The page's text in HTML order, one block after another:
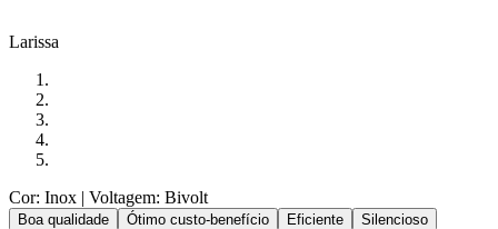
Larissa
Cor: Inox | Voltagem: Bivolt
Boa qualidade Ótimo custo-benefício Eficiente
Silencioso